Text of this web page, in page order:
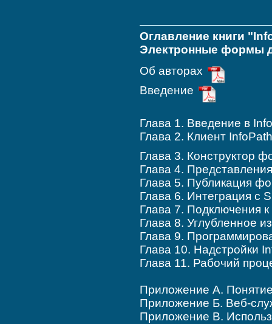
Оглавление книги
Электронные формы
Об авторах
Введение
Глава 1. Введение в
Глава 2. Клиент
Глава 3. Конструктор
Глава 4. Представления
Глава 5. Публикация
Глава 6. Интеграция с
Глава 7. Подключения
Глава 8. Углубленное
Глава 9.
Глава 10. Надстройки
Глава 11. Рабочий
Приложение А.
Приложение Б. Веб-
Приложение В.